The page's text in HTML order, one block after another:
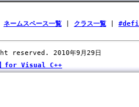
ネームスペース一覧 クラス一覧
reserved. 2010年9月29日
】for Visual C++